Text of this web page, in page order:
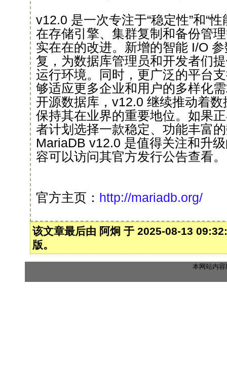
v12.0 是一次专注于“稳定性”和“
在存储引擎、集群复制和备份管
实在在的改进。新增的智能 I/O
复，为数据库管理员和开发者们
运行环境。同时，更广泛的平台
够适应更多企业和用户的多样化
开源数据库，v12.0 继续推动着
保持其在业界的重要地位。如果
者计划选择一款稳定、功能丰富
MariaDB v12.0 是值得关注和升
容可以访问其官方发行公告查看。
官方主页： http://mariadb.org/
该文章最后由 阿炯 于 2025-08-13
版。
本网站内